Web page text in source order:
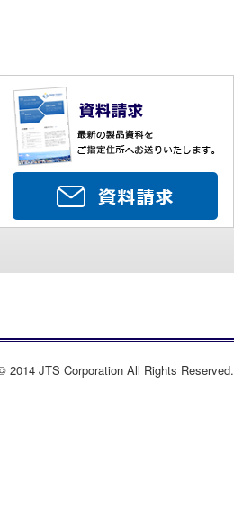
2014 JTS Corporation All Rights Reserved.